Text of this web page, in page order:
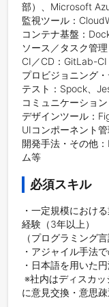
部）、Microsoft
監視ツール：
コンテナ基盤：
ソース／タスク管
CI／CD：GitLab-CI
プロビジョニング
テスト：Spock、
コミュニケーショ
デザインツール：
UIコンポーネント
開発手法・その他
ム等
必須スキル
・一定規模におけ
経験（3年以上）
（プログラミング
・アジャイル手法
・日本語を用いた
※社内はディスカ